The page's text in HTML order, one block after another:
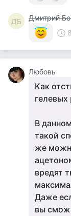
ДБ
Дмитрий
Любовь
Как
гелевых
В
такой
же
вредят
Даже
вы